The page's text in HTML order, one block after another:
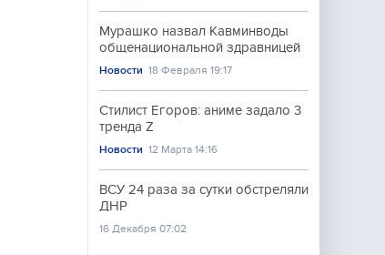
Мурашко назвал Кавминводы
общенациональной здравницей
Новости 18 Февраля 19:17
Стилист Егоров: аниме задало 3
тренда Z
Новости 12 Марта 14:16
ВСУ 24 раза за сутки обстреляли
ДНР
16 Декабря 07:02